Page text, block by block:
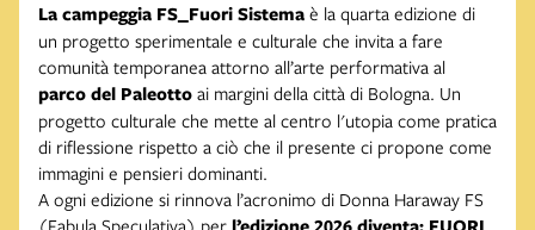
La campeggia FS_Fuori Sistema è la quarta edizione di
un progetto sperimentale e culturale che invita a fare
comunità temporanea attorno all’arte performativa al
parco del Paleotto ai margini della città di Bologna. Un
progetto culturale che mette al centro l'utopia come pratica
di riflessione rispetto a ciò che il presente ci propone come
immagini e pensieri dominanti.
A ogni edizione si rinnova l’acronimo di Donna Haraway FS